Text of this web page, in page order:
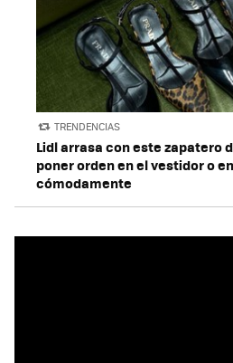
TRENDENCIAS
Lidl arrasa con este zapatero
poner orden en el vestidor o
cómodamente